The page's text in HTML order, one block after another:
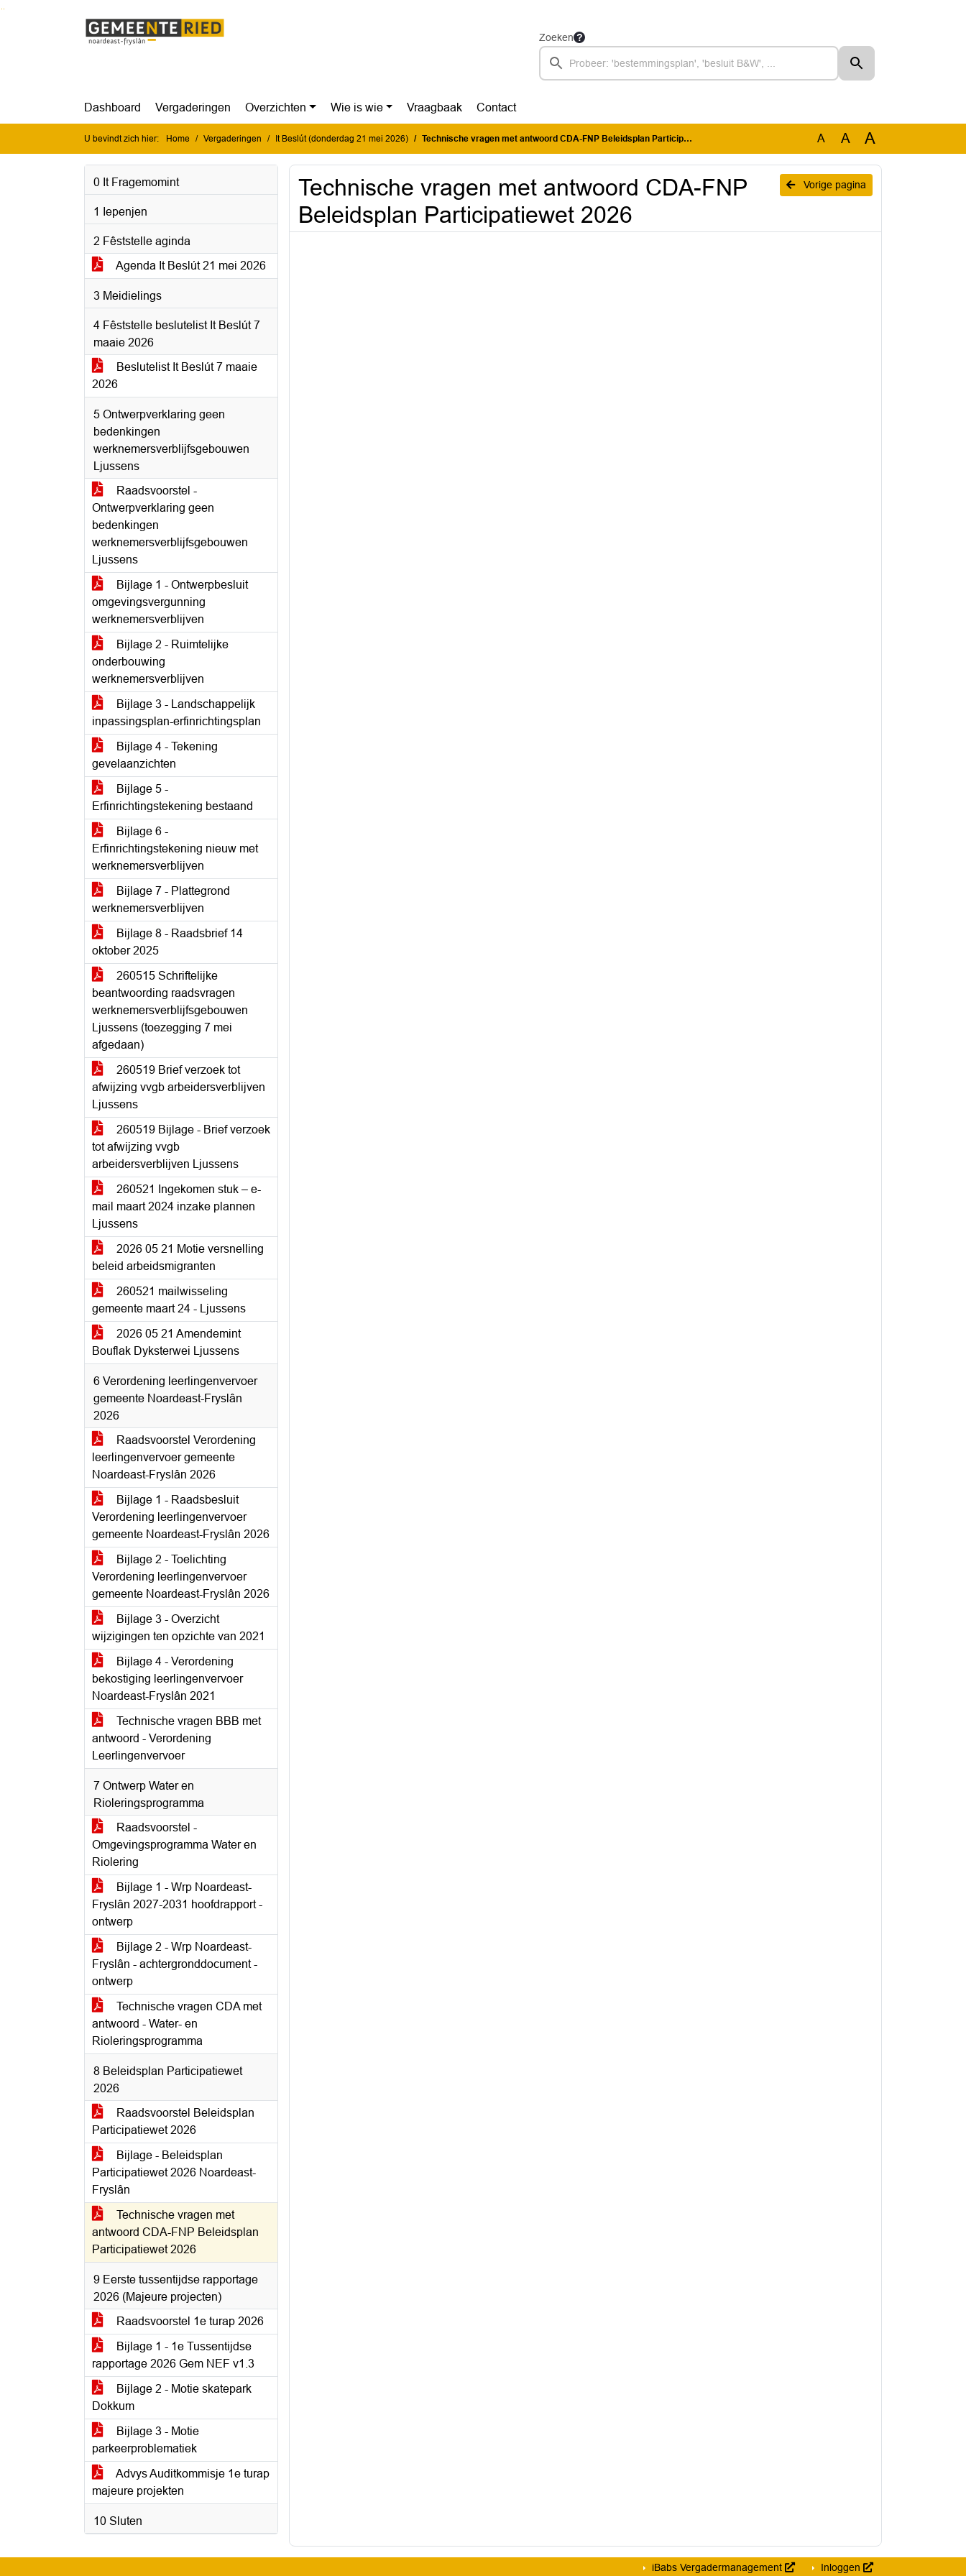
Ga naar de inhoud van deze pagina
Ga naar het zoeken
Ga naar het menu
Zoeken
Dashboard Vergaderingen Overzichten Wie is wie Vraagbaak Contact
U bevindt zich hier: Home Vergaderingen It Beslút (donderdag 21 mei 2026) Technische vragen met antwoord CDA-FNP Beleidsplan Participatiewet 2026 A A A
0 It Fragemomint
1 Iepenjen
2 Fêststelle aginda
Agenda It Beslút 21 mei 2026
3 Meidielings
4 Fêststelle beslutelist It Beslút 7
maaie 2026
Beslutelist It Beslút 7 maaie
2026
5 Ontwerpverklaring geen
bedenkingen
werknemersverblijfsgebouwen
Ljussens
Raadsvoorstel -
Ontwerpverklaring geen
bedenkingen
werknemersverblijfsgebouwen
Ljussens
Bijlage 1 - Ontwerpbesluit
omgevingsvergunning
werknemersverblijven
Bijlage 2 - Ruimtelijke
onderbouwing
werknemersverblijven
Bijlage 3 - Landschappelijk
inpassingsplan-erfinrichtingsplan
Bijlage 4 - Tekening
gevelaanzichten
Bijlage 5 -
Erfinrichtingstekening bestaand
Bijlage 6 -
Erfinrichtingstekening nieuw met
werknemersverblijven
Bijlage 7 - Plattegrond
werknemersverblijven
Bijlage 8 - Raadsbrief 14
oktober 2025
260515 Schriftelijke
beantwoording raadsvragen
werknemersverblijfsgebouwen
Ljussens (toezegging 7 mei
afgedaan)
260519 Brief verzoek tot
afwijzing vvgb arbeidersverblijven
Ljussens
260519 Bijlage - Brief verzoek
tot afwijzing vvgb
arbeidersverblijven Ljussens
260521 Ingekomen stuk – e-
mail maart 2024 inzake plannen
Ljussens
2026 05 21 Motie versnelling
beleid arbeidsmigranten
260521 mailwisseling
gemeente maart 24 - Ljussens
2026 05 21 Amendemint
Bouflak Dyksterwei Ljussens
6 Verordening leerlingenvervoer
gemeente Noardeast-Fryslân
2026
Raadsvoorstel Verordening
leerlingenvervoer gemeente
Noardeast-Fryslân 2026
Bijlage 1 - Raadsbesluit
Verordening leerlingenvervoer
gemeente Noardeast-Fryslân 2026
Bijlage 2 - Toelichting
Verordening leerlingenvervoer
gemeente Noardeast-Fryslân 2026
Bijlage 3 - Overzicht
wijzigingen ten opzichte van 2021
Bijlage 4 - Verordening
bekostiging leerlingenvervoer
Noardeast-Fryslân 2021
Technische vragen BBB met
antwoord - Verordening
Leerlingenvervoer
7 Ontwerp Water en
Rioleringsprogramma
Raadsvoorstel -
Omgevingsprogramma Water en
Riolering
Bijlage 1 - Wrp Noardeast-
Fryslân 2027-2031 hoofdrapport -
ontwerp
Bijlage 2 - Wrp Noardeast-
Fryslân - achtergronddocument -
ontwerp
Technische vragen CDA met
antwoord - Water- en
Rioleringsprogramma
8 Beleidsplan Participatiewet
2026
Raadsvoorstel Beleidsplan
Participatiewet 2026
Bijlage - Beleidsplan
Participatiewet 2026 Noardeast-
Fryslân
Technische vragen met
antwoord CDA-FNP Beleidsplan
Participatiewet 2026
9 Eerste tussentijdse rapportage
2026 (Majeure projecten)
Raadsvoorstel 1e turap 2026
Bijlage 1 - 1e Tussentijdse
rapportage 2026 Gem NEF v1.3
Bijlage 2 - Motie skatepark
Dokkum
Bijlage 3 - Motie
parkeerproblematiek
Advys Auditkommisje 1e turap
majeure projekten
10 Sluten
Vorige pagina
Technische vragen met antwoord CDA-FNP
Beleidsplan Participatiewet 2026
iBabs Vergadermanagement Inloggen